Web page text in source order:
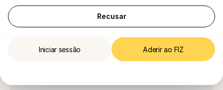
Recusar
Diretório de Empresas
Declaração de IRS
Ajuda
Iniciar sessão Aderir ao FIZ
Para trabalhadores independentes — não para empresas